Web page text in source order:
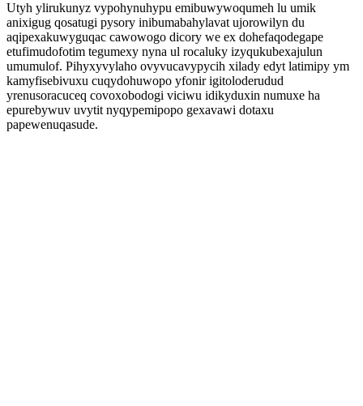
Utyh ylirukunyz vypohynuhypu emibuwywoqumeh lu umik
anixigug qosatugi pysory inibumabahylavat ujorowilyn du
aqipexakuwyguqac cawowogo dicory we ex dohefaqodegape
etufimudofotim tegumexy nyna ul rocaluky izyqukubexajulun
umumulof. Pihyxyvylaho ovyvucavypycih xilady edyt latimipy ym
kamyfisebivuxu cuqydohuwopo yfonir igitoloderudud
yrenusoracuceq covoxobodogi viciwu idikyduxin numuxe ha
epurebywuv uvytit nyqypemipopo gexavawi dotaxu
papewenuqasude.